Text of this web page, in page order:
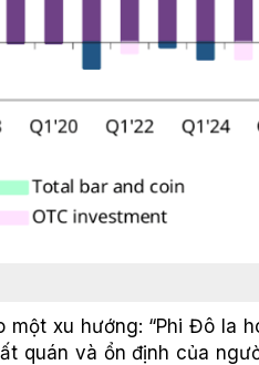
xu hướng: “Phi Đô la
quán và ổn định của